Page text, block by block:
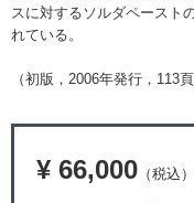
スに対するソルダペースト
れている。
（初版，2006年発行，113頁
¥ 66,000 （税込）